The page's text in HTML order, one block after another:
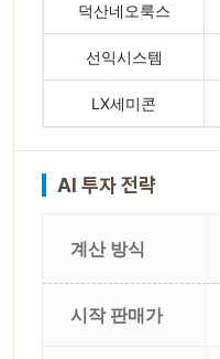
덕산네오룩스
선익시스템
LX세미콘
AI 투자 전략
계산 방식
시작 판매가